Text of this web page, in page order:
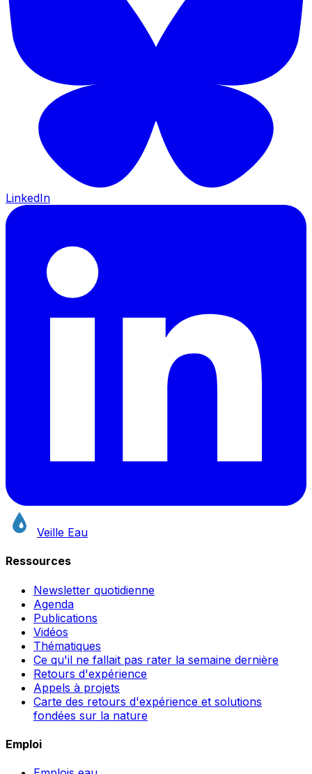
LinkedIn
Veille Eau
Ressources
Newsletter quotidienne
Agenda
Publications
Vidéos
Thématiques
Ce qu'il ne fallait pas rater la semaine dernière
Retours d'expérience
Appels à projets
Carte des retours d'expérience et solutions
fondées sur la nature
Emploi